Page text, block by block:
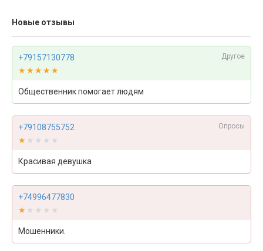
Новые отзывы
+79157130778 Другое
★★★★★
★★★★★
Общественник помогает людям
+79108755752 Опросы
★★★★★
★★★★★
Красивая девушка
+74996477830
★★★★★
★★★★★
Мошенники.